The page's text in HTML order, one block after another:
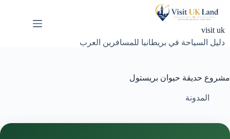
visit uk
دليل السياحة في بريطانيا للمسافرين العرب
مشروع حديقة حيوان بريستول
المدونة